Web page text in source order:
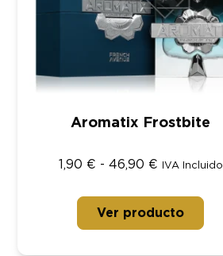
Aromatix Frostbite
1,90 € - 46,90 € IVA Incluido
Ver producto